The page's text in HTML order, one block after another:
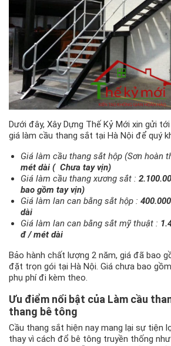
Dưới đây, Xây Dựng Thế Kỷ Mới xin gửi
giá làm cầu thang sắt tại Hà Nội để quý
Giá làm cầu thang sắt hộp (Sơn hoàn
mét dài ( Chưa tay vịn)
Giá làm cầu thang xương sắt :
bao gồm tay vịn)
Giá làm lan can bằng sắt hộp :
dài
Giá làm lan can bằng sắt mỹ thuật :
đ / mét dài
Bảo hành chất lượng 2 năm, giá đã bao
đặt trọn gói tại Hà Nội. Giá chưa bao
phụ phí đi kèm theo.
Ưu điểm nổi bật của Làm cầu
thang bê tông
Cầu thang sắt hiện nay mang lại sự tiện
thay vì cách đổ bê tông truyền thống